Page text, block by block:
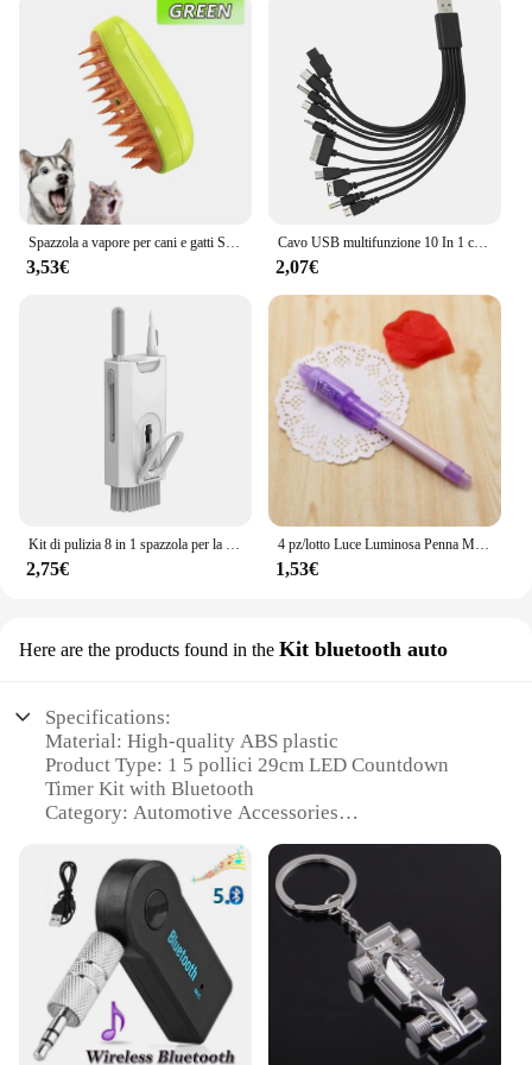
3,53€
Cavo USB multifunzione 10 In 1 cavo di ricarica universale per telefono cavo di ricarica Multi-testa per caricabatterie per telefono Samsung Nokia
2,07€
Kit di pulizia 8 in 1 spazzola per la pulizia della tastiera del Computer auricolari penna per la pulizia delle cuffie strumenti per la pulizia dei telefoni iPad estrattore per Keycap
2,75€
4 pz/lotto Luce Luminosa Penna Magica Viola 2 In 1 UV Luce Nera Combo Disegno Penna A Inchiostro Invisibile Apprendimento Educativo Giocattoli Per Il Bambino
1,53€
Here are the products found in the Kit bluetooth auto
Specifications:
Material: High-quality ABS plastic
Product Type: 1 5 pollici 29cm LED Countdown
Timer Kit with Bluetooth
Category: Automotive Accessories
29cm display
Usage and Purpose: Ideal for automotive use,
enhancing driving safety and convenience
Performance and Property: Equipped with Bluetooth
technology for wireless connectivity
Parts and Accessories: Includes a complete LED
countdown timer kit for easy installation
Features: